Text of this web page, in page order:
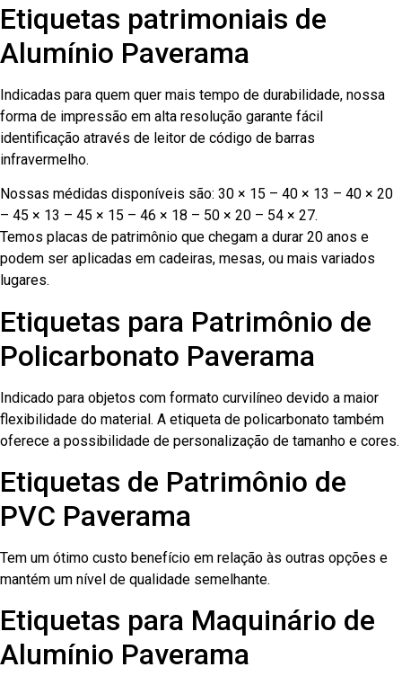
Etiquetas patrimoniais de
Alumínio Paverama
Indicadas para quem quer mais tempo de durabilidade, nossa
forma de impressão em alta resolução garante fácil
identificação através de leitor de código de barras
infravermelho.
Nossas médidas disponíveis são: 30 × 15 – 40 × 13 – 40 × 20
– 45 × 13 – 45 × 15 – 46 × 18 – 50 × 20 – 54 × 27.
Temos placas de patrimônio que chegam a durar 20 anos e
podem ser aplicadas em cadeiras, mesas, ou mais variados
lugares.
Etiquetas para Patrimônio de
Policarbonato Paverama
Indicado para objetos com formato curvilíneo devido a maior
flexibilidade do material. A etiqueta de policarbonato também
oferece a possibilidade de personalização de tamanho e cores.
Etiquetas de Patrimônio de
PVC Paverama
Tem um ótimo custo benefício em relação às outras opções e
mantém um nível de qualidade semelhante.
Etiquetas para Maquinário de
Alumínio Paverama